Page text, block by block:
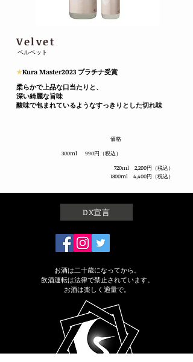
Velvet
ベルベット
​​★Kura Master2023 プラチナ受賞
​柔らかで上品な口当たりと、
深い綺麗な旨味
酸味で包まれているようなすっきりとした切れ味
価格
​300ml 990円（税込）
​720ml 2,200円（税込）
1800ml 4,400円（税込）
DX宣言
お酒は二十歳になってから。
飲酒運転は法律で禁止されています。
お酒は楽しく適量で。